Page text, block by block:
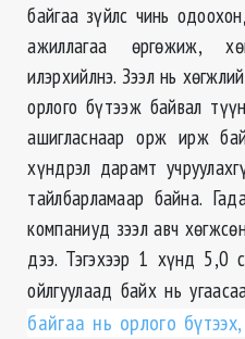
байгаа зүйлс чинь
ажиллагаа өргөжиж,
илэрхийлнэ. Зээл нь
орлого бүтээж байвал
ашигласнаар орж ирж
хүндрэл дарамт
тайлбарламаар байна.
компаниуд зээл авч
дээ. Тэгэхээр 1 хүнд 5,0
ойлгуулаад байх нь
байгаа нь орлого бүтээх,